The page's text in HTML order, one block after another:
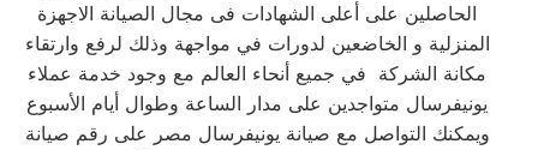
الحاصلين على أعلى الشهادات فى مجال الصيانة الاجهزة
المنزلية و الخاضعين لدورات في مواجهة وذلك لرفع وارتقاء
مكانة الشركة في جميع أنحاء العالم مع وجود خدمة عملاء
يونيفرسال متواجدين على مدار الساعة وطوال أيام الأسبوع
ويمكنك التواصل مع صيانة يونيفرسال مصر على رقم صيانة